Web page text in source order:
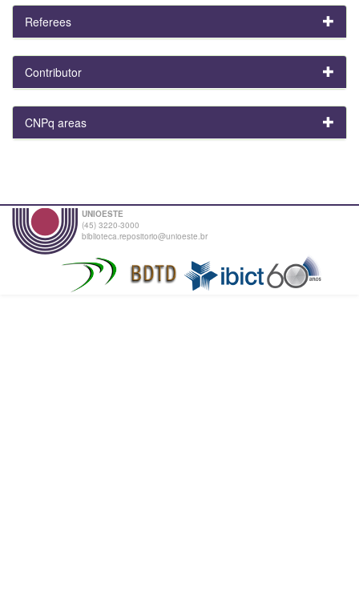
Referees
Contributor
CNPq areas
UNIOESTE
(45) 3220-3000
biblioteca.repositorio@unioeste.br